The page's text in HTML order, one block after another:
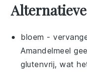
bloem -
Amandelmeel
glutenvrij, wat